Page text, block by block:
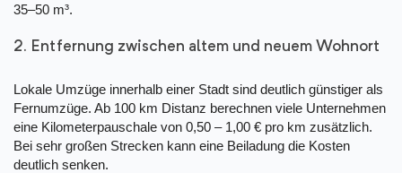
35–50 m³.
2. Entfernung zwischen altem und neuem Wohnort
Lokale Umzüge innerhalb einer Stadt sind deutlich günstiger als
Fernumzüge. Ab 100 km Distanz berechnen viele Unternehmen
eine Kilometerpauschale von 0,50 – 1,00 € pro km zusätzlich.
Bei sehr großen Strecken kann eine Beiladung die Kosten
deutlich senken.